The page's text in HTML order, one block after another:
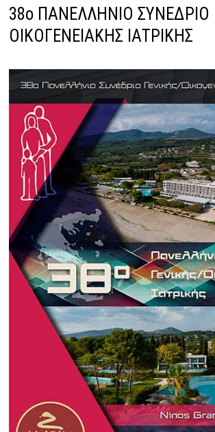
38ο ΠΑΝΕΛΛΗΝΙΟ ΣΥΝΕΔΡΙΟ
ΟΙΚΟΓΕΝΕΙΑΚΗΣ ΙΑΤΡΙΚΗΣ